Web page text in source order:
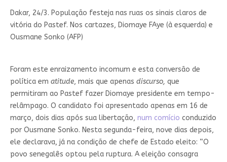
Dakar, 24/3. População festeja nas ruas os sinais claros de
vitória do Pastef. Nos cartazes, Diomaye FAye (à esquerda) e
Ousmane Sonko (AFP)
Foram este enraizamento incomum e esta conversão de
política em atitude, mais que apenas discurso, que
permitiram ao Pastef fazer Diomaye presidente em tempo-
relâmpago. O candidato foi apresentado apenas em 16 de
março, dois dias após sua libertação, num comício conduzido
por Ousmane Sonko. Nesta segunda-feira, nove dias depois,
ele declarava, já na condição de chefe de Estado eleito: “O
povo senegalês optou pela ruptura. A eleição consagra